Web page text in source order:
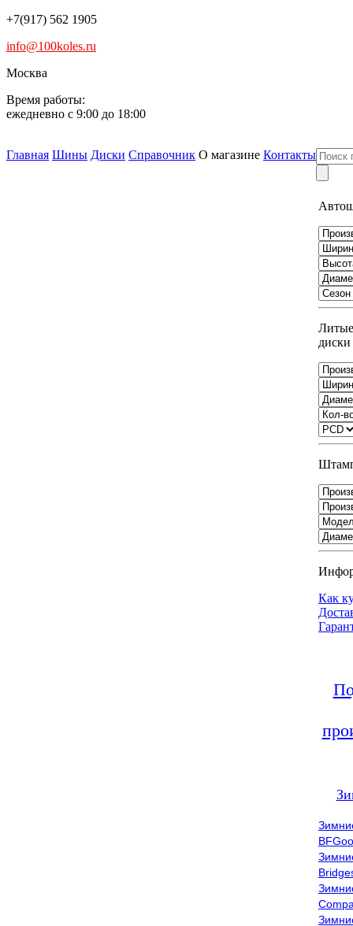
+7(917) 562 1905
info@100koles.ru
Москва
Время работы:
ежедневно с 9:00 до 18:00
Главная Шины Диски Справочник О магазине Контакты
Литые
диски
Как